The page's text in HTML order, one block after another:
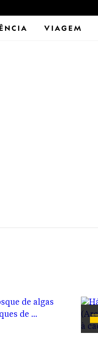
VIAGEM